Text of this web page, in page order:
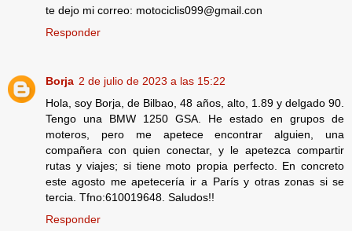
te dejo mi correo: motociclis099@gmail.con
Responder
Borja 2 de julio de 2023 a las 15:22
Hola, soy Borja, de Bilbao, 48 años, alto, 1.89 y delgado 90.
Tengo una BMW 1250 GSA. He estado en grupos de
moteros, pero me apetece encontrar alguien, una
compañera con quien conectar, y le apetezca compartir
rutas y viajes; si tiene moto propia perfecto. En concreto
este agosto me apetecería ir a París y otras zonas si se
tercia. Tfno:610019648. Saludos!!
Responder